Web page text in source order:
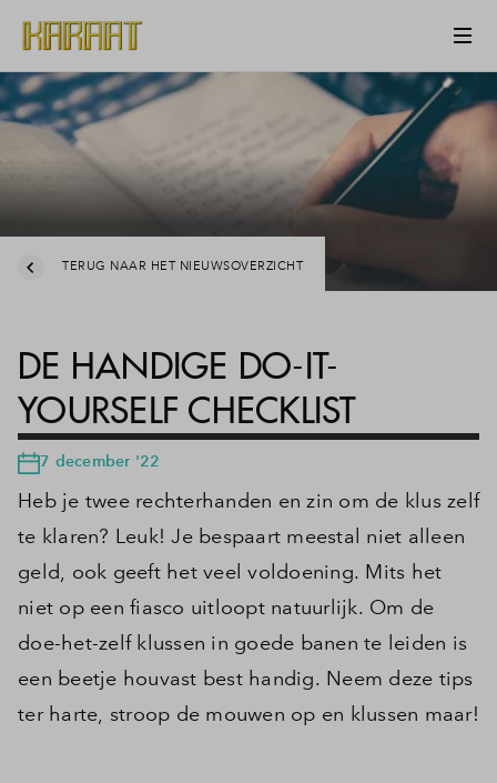
TERUG NAAR HET NIEUWSOVERZICHT
DE HANDIGE DO-IT-
YOURSELF CHECKLIST
7 december '22
Heb je twee rechterhanden en zin om de klus zelf
te klaren? Leuk! Je bespaart meestal niet alleen
geld, ook geeft het veel voldoening. Mits het
niet op een fiasco uitloopt natuurlijk. Om de
doe-het-zelf klussen in goede banen te leiden is
een beetje houvast best handig. Neem deze tips
ter harte, stroop de mouwen op en klussen maar!